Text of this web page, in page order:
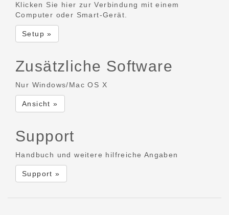
Klicken Sie hier zur Verbindung mit einem
Computer oder Smart-Gerät.
Setup »
Zusätzliche Software
Nur Windows/Mac OS X
Ansicht »
Support
Handbuch und weitere hilfreiche Angaben
Support »